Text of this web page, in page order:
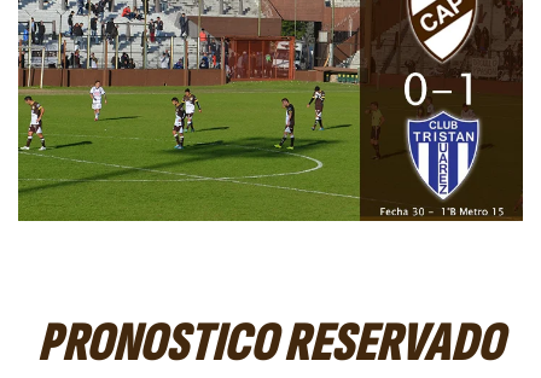
PRONOSTICO RESERVADO